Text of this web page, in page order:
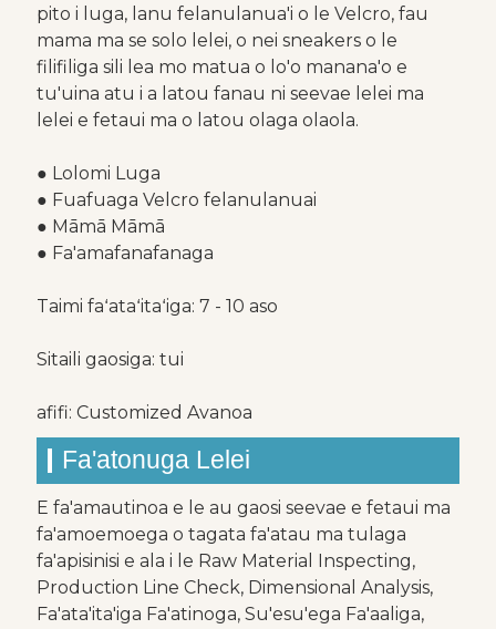
pito i luga, lanu felanulanua'i o le Velcro, fau
mama ma se solo lelei, o nei sneakers o le
filifiliga sili lea mo matua o lo'o manana'o e
tu'uina atu i a latou fanau ni seevae lelei ma
lelei e fetaui ma o latou olaga olaola.
● Lolomi Luga
● Fuafuaga Velcro felanulanuai
● Māmā Māmā
● Fa'amafanafanaga
Taimi faʻataʻitaʻiga: 7 - 10 aso
Sitaili gaosiga: tui
afifi: Customized Avanoa
Fa'atonuga Lelei
E fa'amautinoa e le au gaosi seevae e fetaui ma
fa'amoemoega o tagata fa'atau ma tulaga
fa'apisinisi e ala i le Raw Material Inspecting,
Production Line Check, Dimensional Analysis,
Fa'ata'ita'iga Fa'atinoga, Su'esu'ega Fa'aaliga,